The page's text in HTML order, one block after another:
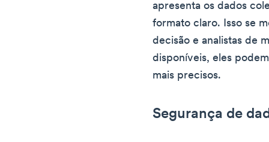
apresenta os dados
formato claro. Isso se
decisão e analistas de
disponíveis, eles
mais precisos.
Segurança de